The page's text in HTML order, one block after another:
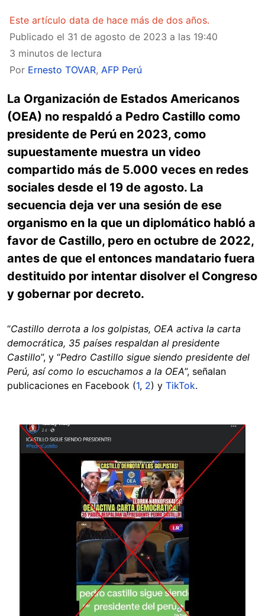
Este artículo data de hace más de dos años.
Publicado el 31 de agosto de 2023 a las 19:40
3 minutos de lectura
Por Ernesto TOVAR, AFP Perú
La Organización de Estados Americanos
(OEA) no respaldó a Pedro Castillo como
presidente de Perú en 2023, como
supuestamente muestra un video
compartido más de 5.000 veces en redes
sociales desde el 19 de agosto. La
secuencia deja ver una sesión de ese
organismo en la que un diplomático habló a
favor de Castillo, pero en octubre de 2022,
antes de que el entonces mandatario fuera
destituido por intentar disolver el Congreso
y gobernar por decreto.
“Castillo derrota a los golpistas, OEA activa la carta
democrática, 35 países respaldan al presidente
Castillo”, y “Pedro Castillo sigue siendo presidente del
Perú, así como lo escuchamos a la OEA”, señalan
publicaciones en Facebook (1, 2) y TikTok.
Image